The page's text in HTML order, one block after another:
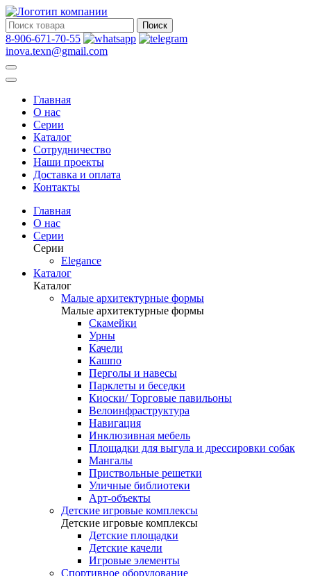
Поиск
8-906-671-70-55
inova.texn@gmail.com
Главная
О нас
Серии
Каталог
Сотрудничество
Наши проекты
Доставка и оплата
Контакты
Главная
О нас
Серии
Серии
Elegance
Каталог
Каталог
Малые архитектурные формы
Малые архитектурные формы
Скамейки
Урны
Качели
Кашпо
Перголы и навесы
Парклеты и беседки
Киоски/ Торговые павильоны
Велоинфраструктура
Навигация
Инклюзивная мебель
Площадки для выгула и дрессировки собак
Мангалы
Приствольные решетки
Уличные библиотеки
Арт-объекты
Детские игровые комплексы
Детские игровые комплексы
Детские площадки
Детские качели
Игровые элементы
Спортивное оборудование